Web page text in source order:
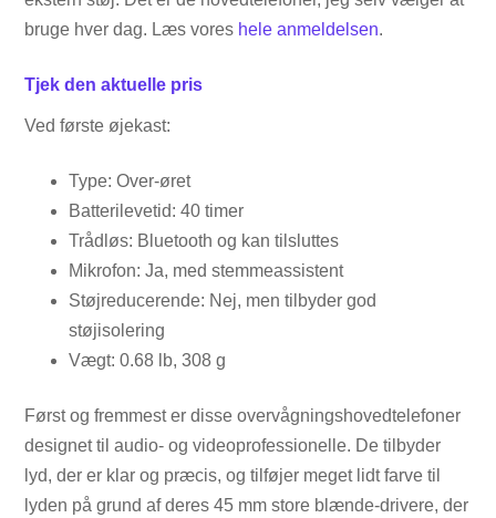
bruge hver dag. Læs vores hele anmeldelsen.
Tjek den aktuelle pris
Ved første øjekast:
Type: Over-øret
Batterilevetid: 40 timer
Trådløs: Bluetooth og kan tilsluttes
Mikrofon: Ja, med stemmeassistent
Støjreducerende: Nej, men tilbyder god
støjisolering
Vægt: 0.68 lb, 308 g
Først og fremmest er disse overvågningshovedtelefoner
designet til audio- og videoprofessionelle. De tilbyder
lyd, der er klar og præcis, og tilføjer meget lidt farve til
lyden på grund af deres 45 mm store blænde-drivere, der